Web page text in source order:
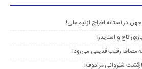
در آستانه اخراج از تیم ملی!
تاج و اسنایدر!
مصاف رقیب قدیمی می‌رود!
شیروانی مرادوف!